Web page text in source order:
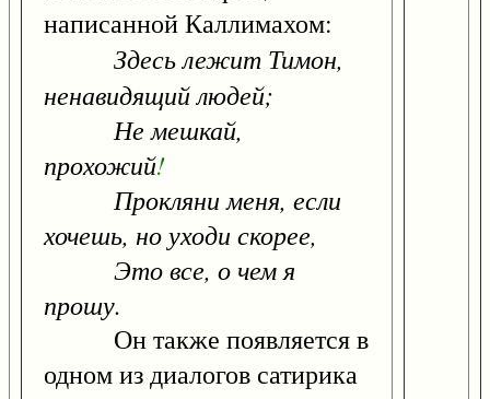
написанной Каллимахом:
Здесь лежит Тимон,
ненавидящий людей;
Не мешкай,
прохожий!
Прокляни меня, если
хочешь, но уходи скорее,
Это все, о чем я
прошу.
Он также появляется в
одном из диалогов сатирика